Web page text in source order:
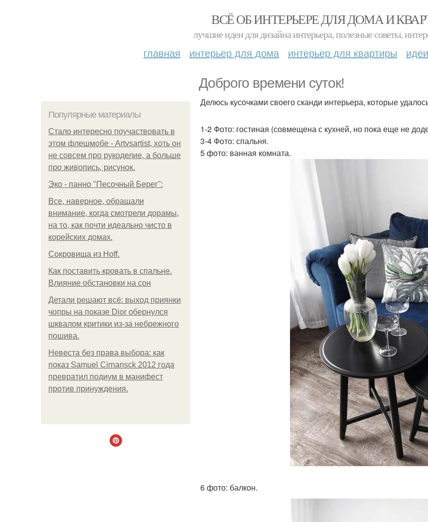
ВСЁ ОБ ИНТЕРЬЕРЕ ДЛЯ ДОМА И
лучшие идеи для дизайна интерьера, полезные советы,
главная интерьер для дома интерьер для квартиры
Доброго времени суток!
Популярные материалы
Стало интересно поучаствовать в
этом флешмобе - Artvsartist, хоть он
не совсем про рукоделие, а больше
про живопись, рисунок.
Эко - панно "Песочный Берег":
Все, наверное, обращали
внимание, когда смотрели дорамы,
на то, как почти идеально чисто в
корейских домах.
Сокровища из Hoff.
Как поставить кровать в спальне.
Влияние обстановки на сон
Детали решают всё: выход приянки
чопры на показе Dior обернулся
шквалом критики из-за небрежного
пошива.
Невеста без права выбора: как
показ Samuel Cirnansck 2012 года
превратил подиум в манифест
против принуждения.
Делюсь кусочками своего сканди интерьера, которые
1-2 Фото: гостиная (совмещена с кухней, но пока еще не
3-4 Фото: спальня.
5 фото: ванная комната.
6 фото: балкон.